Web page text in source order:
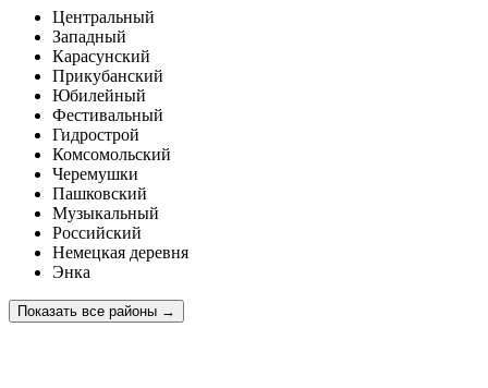
Центральный
Западный
Карасунский
Прикубанский
Юбилейный
Фестивальный
Гидрострой
Комсомольский
Черемушки
Пашковский
Музыкальный
Российский
Немецкая деревня
Энка
Показать все районы →